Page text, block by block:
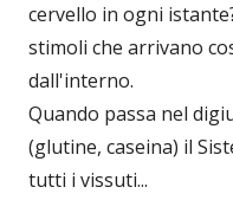
cervello in ogni
stimoli che arrivano
dall'interno.
Quando passa nel
(glutine, caseina) il
tutti i vissuti...